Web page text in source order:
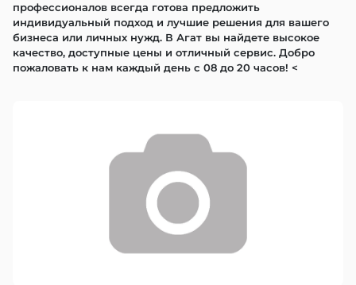
профессионалов всегда готова предложить
индивидуальный подход и лучшие решения для вашего
бизнеса или личных нужд. В Агат вы найдете высокое
качество, доступные цены и отличный сервис. Добро
пожаловать к нам каждый день с 08 до 20 часов! <